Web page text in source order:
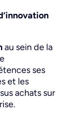
au sein de la
ses
et les
achats sur